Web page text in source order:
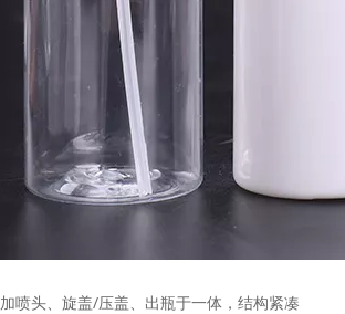
喷头、旋盖/压盖、出瓶于一体，结构紧凑